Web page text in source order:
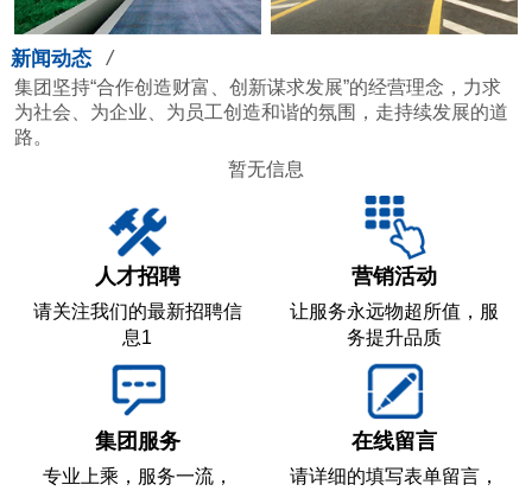
新闻动态 /
集团坚持“合作创造财富、创新谋求发展”的经营理念，力求
为社会、为企业、为员工创造和谐的氛围，走持续发展的道
路。
暂无信息
人才招聘
请关注我们的最新招聘信
息1
营销活动
让服务永远物超所值，服
务提升品质
集团服务
专业上乘，服务一流，
在线留言
请详细的填写表单留言，